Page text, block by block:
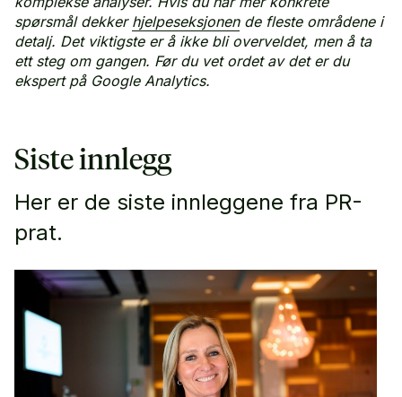
spørsmål dekker hjelpeseksjonende fleste områdene i
detalj. Det viktigste er å ikke bli overveldet, men å ta
ett steg om gangen. Før du vet ordet av det er du
ekspert på Google Analytics.
Siste innlegg
Her er de siste innleggene fra PR-
prat.